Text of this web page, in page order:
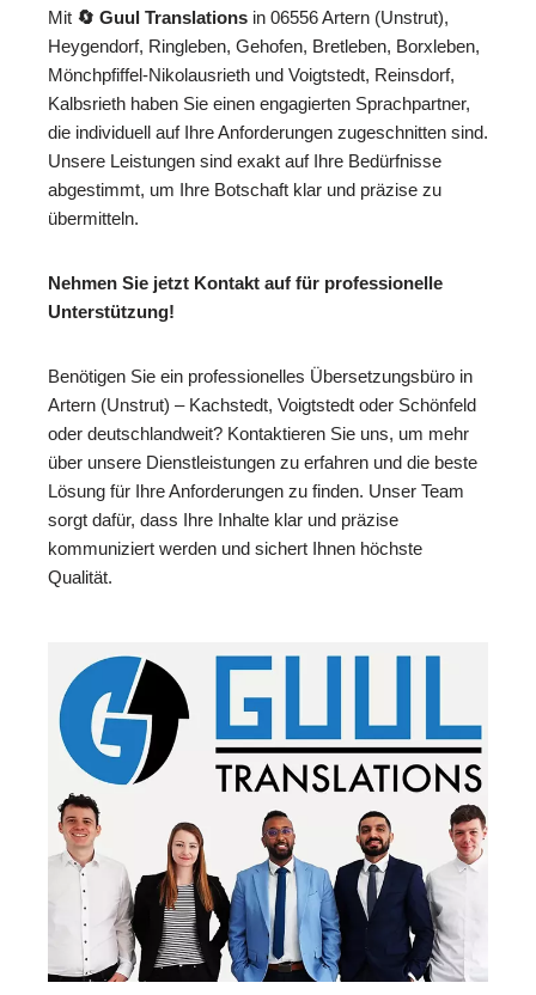
Mit 🔄 Guul Translations in 06556 Artern (Unstrut),
Heygendorf, Ringleben, Gehofen, Bretleben, Borxleben,
Mönchpfiffel-Nikolausrieth und Voigtstedt, Reinsdorf,
Kalbsrieth haben Sie einen engagierten Sprachpartner,
die individuell auf Ihre Anforderungen zugeschnitten sind.
Unsere Leistungen sind exakt auf Ihre Bedürfnisse
abgestimmt, um Ihre Botschaft klar und präzise zu
übermitteln.
Nehmen Sie jetzt Kontakt auf für professionelle
Unterstützung!
Benötigen Sie ein professionelles Übersetzungsbüro in
Artern (Unstrut) – Kachstedt, Voigtstedt oder Schönfeld
oder deutschlandweit? Kontaktieren Sie uns, um mehr
über unsere Dienstleistungen zu erfahren und die beste
Lösung für Ihre Anforderungen zu finden. Unser Team
sorgt dafür, dass Ihre Inhalte klar und präzise
kommuniziert werden und sichert Ihnen höchste
Qualität.